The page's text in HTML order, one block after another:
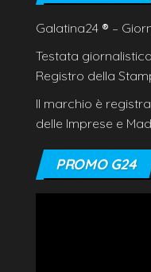
Galatina24 ® –
Testata
Registro della
Il marchio è
delle Imprese e
PROMO G24